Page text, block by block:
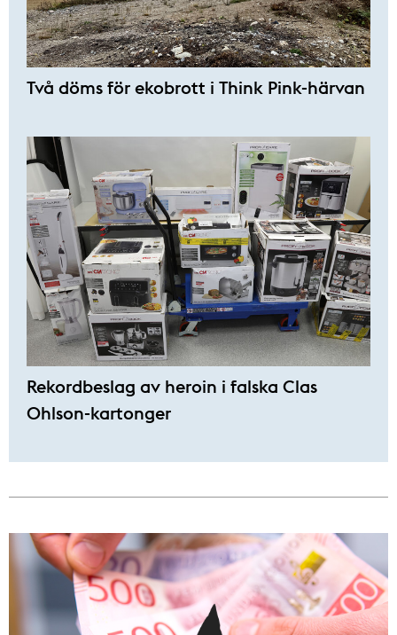
Två döms för ekobrott i Think Pink-härvan
Rekordbeslag av heroin i falska Clas
Ohlson-kartonger